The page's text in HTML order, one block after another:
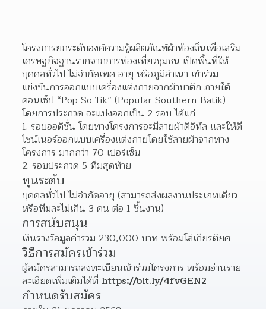
โครงการยกระดับองค์ความรู้ผลิตภัณฑ์ผ้าท้องถิ่นเพื่อเสริม
เศรษฐกิจฐานรากจากการท่องเที่ยวชุมชน เปิดพื้นที่ให้
บุคคลทั่วไป ไม่จำกัดเพศ อายุ หรือภูมิลำเนา เข้าร่วม
แข่งขันการออกแบบเครื่องแต่งกายจากผ้าบาติก ภายใต้
คอนเซ็ป “Pop So Tik” (Popular Southern Batik)
โดยการประกวด จะเเบ่งออกเป็น 2 รอบ ได้แก่
1. รอบออดิชั่น โดยทางโครงการจะมีลายผ้าดิจิทัล เเละให้ดี
ไซน์เนอร์ออกเเบบเครื่องเเต่งกายโดยใช้ลายผ้าจากทาง
โครงการ มากกว่า 70 เปอร์เซ็น
2. รอบประกวด 5 ทีมสุดท้าย
ทุนระดับ
บุคคลทั่วไป ไม่จำกัดอายุ (สามารถส่งผลงานประเภทเดียว
หรือทีมละไม่เกิน 3 คน ต่อ 1 ชิ้นงาน)
การสนับสนุน
เงินรางวัลมูลค่ารวม 230,000 บาท พร้อมโล่เกียรติยศ
วิธีการสมัครเข้าร่วม
ผู้สมัครสามารถลงทะเบียนเข้าร่วมโครงการ พร้อมอ่านราย
ละเอียดเพิ่มเติมได้ที่ https://bit.ly/4fvGEN2
กำหนดรับสมัคร